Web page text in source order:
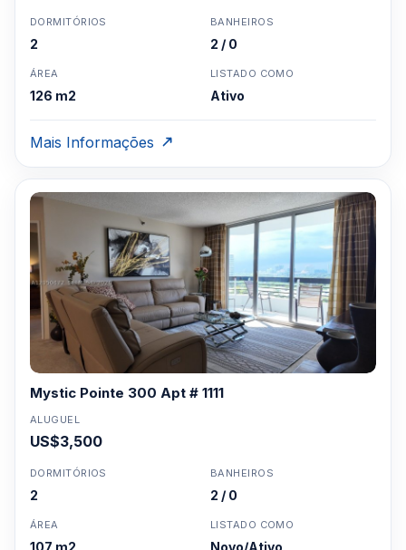
DORMITÓRIOS
2
BANHEIROS
2 / 0
ÁREA
126 m2
LISTADO COMO
Ativo
Mais Informações
Mystic Pointe 300 Apt # 1111
ALUGUEL
US$3,500
DORMITÓRIOS
2
BANHEIROS
2 / 0
ÁREA
107 m2
LISTADO COMO
Novo/Ativo